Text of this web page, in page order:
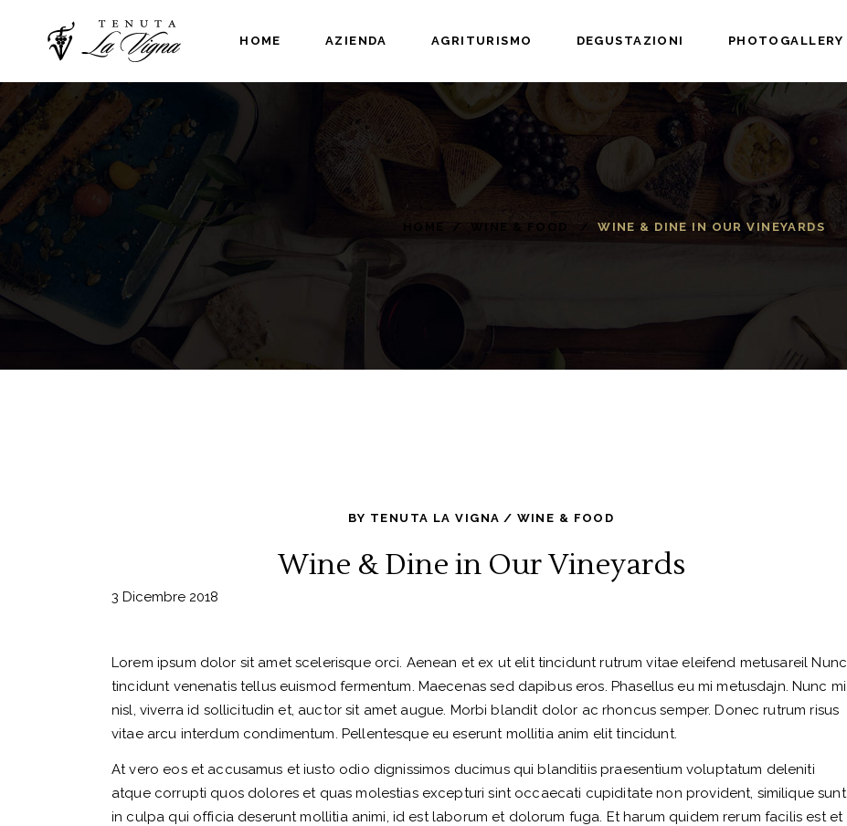
HOME AZIENDA AGRITURISMO DEGUSTAZIONI PHOTOGALLERY
HOME / WINE & FOOD /WINE & DINE IN OUR VINEYARDS
BY TENUTA LA VIGNA WINE & FOOD
Wine & Dine in Our Vineyards
3 Dicembre 2018
Lorem ipsum dolor sit amet scelerisque orci. Aenean et ex ut elit tincidunt rutrum vitae eleifend metusareil Nunc
tincidunt venenatis tellus euismod fermentum. Maecenas sed dapibus eros. Phasellus eu mi metusdajn. Nunc mi
nisl, viverra id sollicitudin et, auctor sit amet augue. Morbi blandit dolor ac rhoncus semper. Donec rutrum risus
vitae arcu interdum condimentum. Pellentesque eu eserunt mollitia anim elit tincidunt.
At vero eos et accusamus et iusto odio dignissimos ducimus qui blanditiis praesentium voluptatum deleniti
atque corrupti quos dolores et quas molestias excepturi sint occaecati cupiditate non provident, similique sunt
in culpa qui officia deserunt mollitia animi, id est laborum et dolorum fuga. Et harum quidem rerum facilis est et